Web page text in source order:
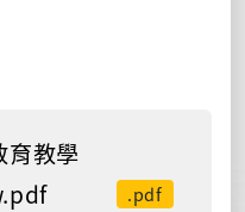
育教學
.pdf